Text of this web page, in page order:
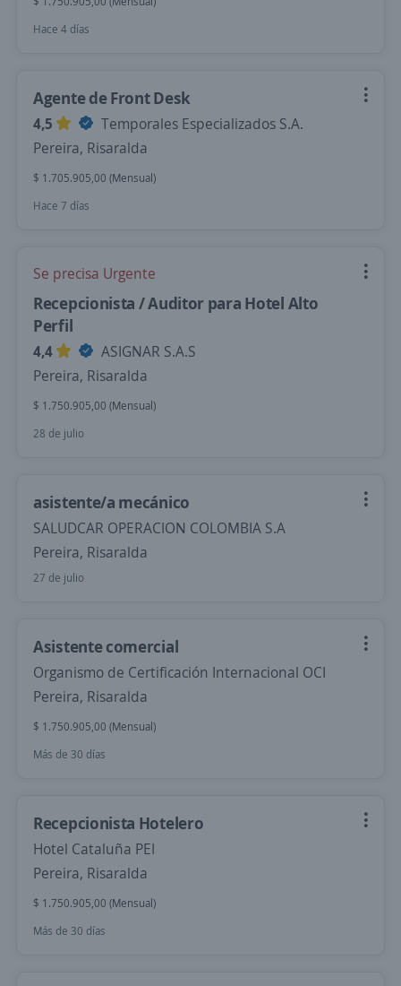
Hace 4 días
Agente de Front Desk
4,5
Temporales Especializados S.A.
Pereira, Risaralda
$ 1.705.905,00 (Mensual)
Hace 7 días
Se precisa Urgente
Recepcionista / Auditor para Hotel Alto
Perfil
4,4
ASIGNAR S.A.S
Pereira, Risaralda
$ 1.750.905,00 (Mensual)
28 de julio
asistente/a mecánico
SALUDCAR OPERACION COLOMBIA S.A
Pereira, Risaralda
27 de julio
Asistente comercial
Organismo de Certificación Internacional OCI
Pereira, Risaralda
$ 1.750.905,00 (Mensual)
Más de 30 días
Recepcionista Hotelero
Hotel Cataluña PEI
Pereira, Risaralda
$ 1.750.905,00 (Mensual)
Más de 30 días